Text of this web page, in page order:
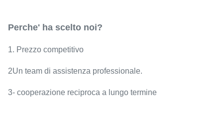
Perche' ha scelto noi?
1. Prezzo competitivo
2Un team di assistenza professionale.
3- cooperazione reciproca a lungo termine